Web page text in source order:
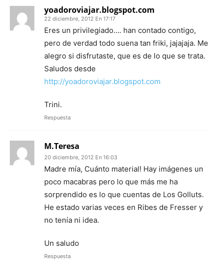
yoadoroviajar.blogspot.com
22 diciembre, 2012 En 17:17
Eres un privilegiado…. han contado contigo,
pero de verdad todo suena tan friki, jajajaja. Me
alegro si disfrutaste, que es de lo que se trata.
Saludos desde
http://yoadoroviajar.blogspot.com
Trini.
Respuesta
M.Teresa
20 diciembre, 2012 En 16:03
Madre mía, Cuánto material! Hay imágenes un
poco macabras pero lo que más me ha
sorprendido es lo que cuentas de Los Golluts.
He estado varias veces en Ribes de Fresser y
no tenía ni idea.
Un saludo
Respuesta